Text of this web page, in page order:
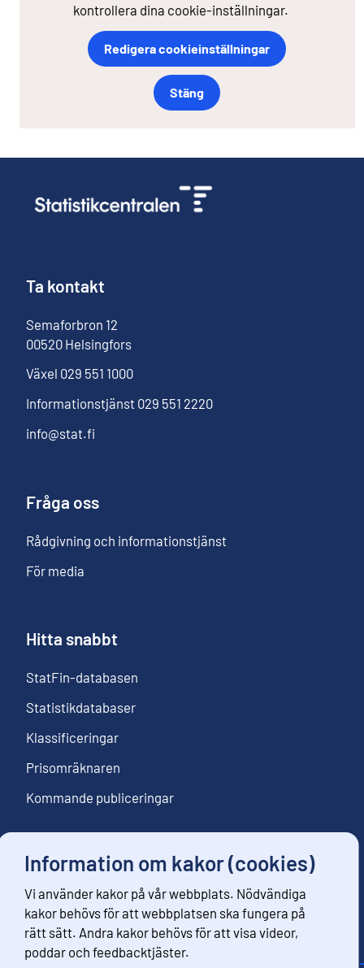
Information om kakor (cookies)
Vi använder kakor på vår webbplats. Nödvändiga
kakor behövs för att webbplatsen ska fungera på
rätt sätt. Andra kakor behövs för att visa videor,
poddar och feedbacktjäster.
kontrollera dina cookie-inställningar.
Redigera cookieinställningar
Stäng
Ta kontakt
Semaforbron 12
00520 Helsingfors
Växel 029 551 1000
Informationstjänst 029 551 2220
info@stat.fi
Fråga oss
Rådgivning och informationstjänst
För media
Hitta snabbt
StatFin-databasen
Statistikdatabaser
Klassificeringar
Prisomräknaren
Kommande publiceringar
Följ oss
Beställ nyhetsbrev